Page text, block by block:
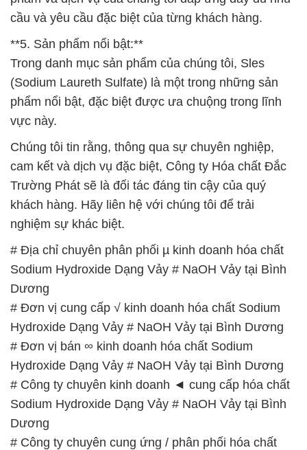
cầu và yêu cầu đặc biệt của từng khách hàng.
**5. Sản phẩm nổi bật:**
Trong danh mục sản phẩm của chúng tôi, Sles
(Sodium Laureth Sulfate) là một trong những sản
phẩm nổi bật, đặc biệt được ưa chuộng trong lĩnh
vực này.
Chúng tôi tin rằng, thông qua sự chuyên nghiệp,
cam kết và dịch vụ đặc biệt, Công ty Hóa chất Đắc
Trường Phát sẽ là đối tác đáng tin cậy của quý
khách hàng. Hãy liên hệ với chúng tôi để trải
nghiệm sự khác biệt.
# Địa chỉ chuyên phân phối µ kinh doanh hóa chất
Sodium Hydroxide Dạng Vảy # NaOH Vảy tại Bình
Dương
# Đơn vị cung cấp √ kinh doanh hóa chất Sodium
Hydroxide Dạng Vảy # NaOH Vảy tại Bình Dương
# Đơn vị bán ∞ kinh doanh hóa chất Sodium
Hydroxide Dạng Vảy # NaOH Vảy tại Bình Dương
# Công ty chuyên kinh doanh ◄ cung cấp hóa chất
Sodium Hydroxide Dạng Vảy # NaOH Vảy tại Bình
Dương
# Công ty chuyên cung ứng / phân phối hóa chất